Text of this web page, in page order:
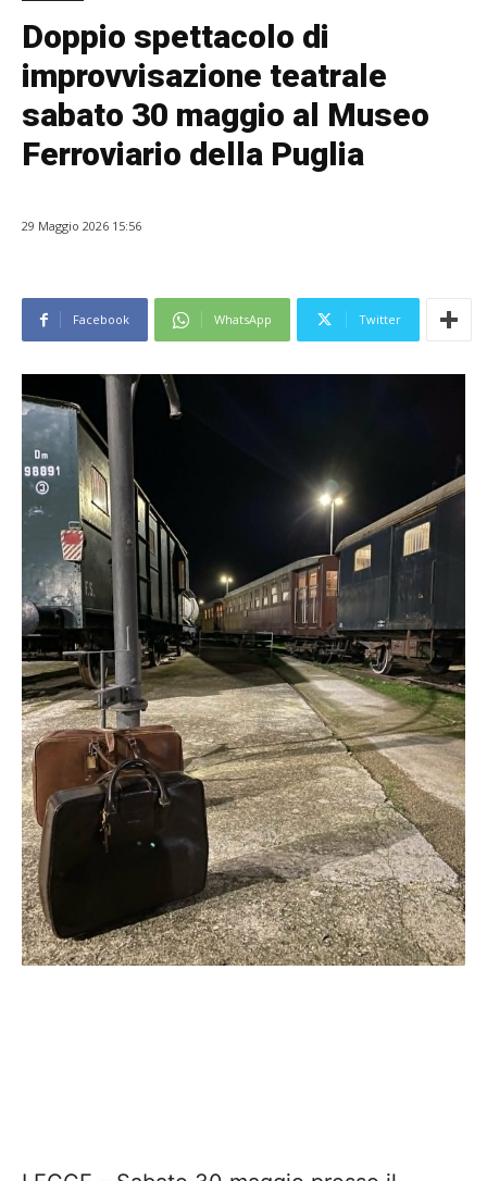
Doppio spettacolo di
improvvisazione teatrale
sabato 30 maggio al Museo
Ferroviario della Puglia
29 Maggio 2026 15:56
Facebook WhatsApp Twitter